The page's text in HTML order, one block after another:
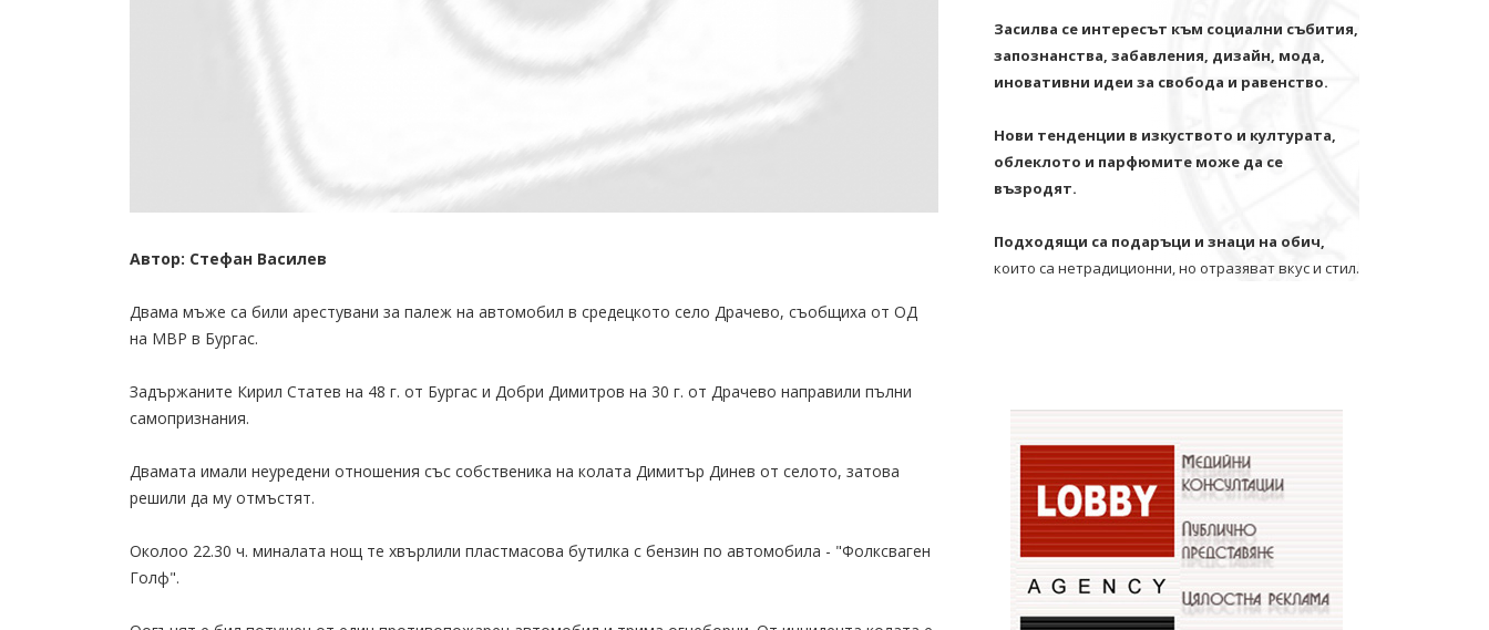
Автор: Стефан Василев
Двама мъже са били арестувани за палеж на автомобил в средецкото село Драчево, съобщиха от ОД
на МВР в Бургас.
Задържаните Кирил Статев на 48 г. от Бургас и Добри Димитров на 30 г. от Драчево направили пълни
самопризнания.
Двамата имали неуредени отношения със собственика на колата Димитър Динев от селото, затова
решили да му отмъстят.
Околоо 22.30 ч. миналата нощ те хвърлили пластмасова бутилка с бензин по автомобила - "Фолксваген
Голф".
Засилва се интересът към социални събития,
запознанства, забавления, дизайн, мода,
иновативни идеи за свобода и равенство.
Нови тенденции в изкуството и културата,
облеклото и парфюмите може да се
възродят.
Подходящи са подаръци и знаци на обич,
които са нетрадиционни, но отразяват вкус и стил.